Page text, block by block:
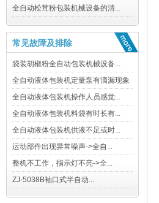
常见故障及排除